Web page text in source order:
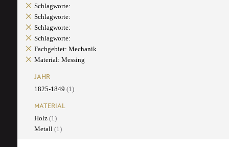
Schlagworte:
Schlagworte:
Schlagworte:
Schlagworte:
Fachgebiet: Mechanik
Material: Messing
JAHR
1825-1849 (1)
MATERIAL
Holz (1)
Metall (1)